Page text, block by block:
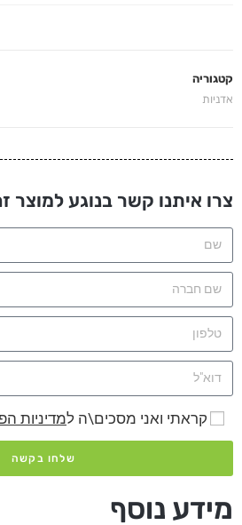
קטגוריה
אדניות
צרו איתנו קשר בנוגע למוצר
קראתי ואני מסכים\ה למדיניות
שלחו בקשה
מידע נוסף